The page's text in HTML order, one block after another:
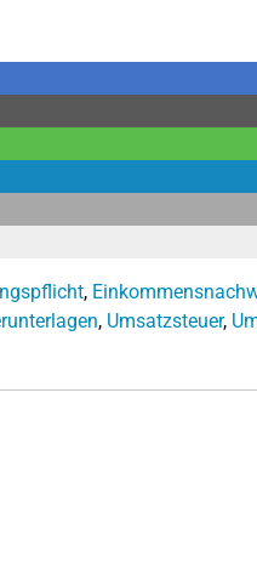
,
, Umsatzsteuer,